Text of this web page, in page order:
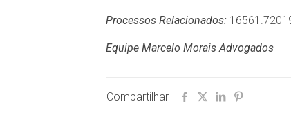
Processos Relacionados:
Equipe Marcelo Morais Advogados
Compartilhar